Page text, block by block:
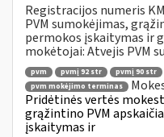
Registracijos numeris
PVM sumokėjimas,
permokos įskaitymas ir
mokėtojai: Atvejis PVM
pvm pvmį 92 str pvmį 90 str
pvm mokėjimo terminas
Pridėtinės vertės
grąžintino PVM
įskaitymas ir